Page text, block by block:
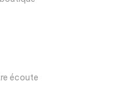
écoute